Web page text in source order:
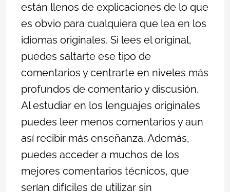
están llenos de explicaciones de lo que
es obvio para cualquiera que lea en los
idiomas originales. Si lees el original,
puedes saltarte ese tipo de
comentarios y centrarte en niveles más
profundos de comentario y discusión.
Al estudiar en los lenguajes originales
puedes leer menos comentarios y aun
así recibir más enseñanza. Además,
puedes acceder a muchos de los
mejores comentarios técnicos, que
serían difíciles de utilizar sin